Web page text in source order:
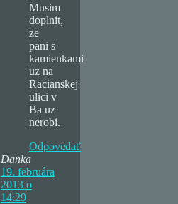
Musim
doplnit,
ze
pani s
kamienkami
uz na
Racianskej
ulici v
Ba uz
nerobi.
Odpovedať
Danka
19. februára
2013 o
14:29